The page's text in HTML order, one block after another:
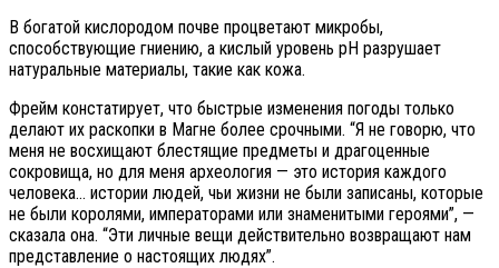
В богатой кислородом почве процветают микробы,
способствующие гниению, а кислый уровень рН разрушает
натуральные материалы, такие как кожа.
Фрейм констатирует, что быстрые изменения погоды только
делают их раскопки в Магне более срочными. “Я не говорю, что
меня не восхищают блестящие предметы и драгоценные
сокровища, но для меня археология — это история каждого
человека… истории людей, чьи жизни не были записаны, которые
не были королями, императорами или знаменитыми героями”, —
сказала она. “Эти личные вещи действительно возвращают нам
представление о настоящих людях”.